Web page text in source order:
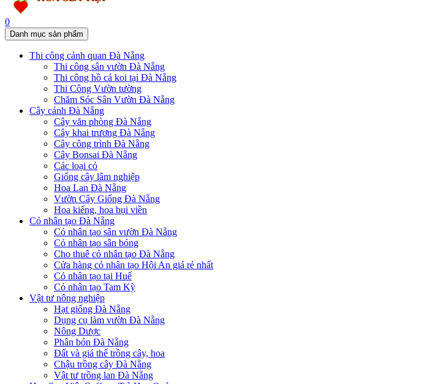
0
Danh mục sản phẩm
Thi công cảnh quan Đà Nẵng
Thi công sân vườn Đà Nẵng
Thi công hồ cá koi tại Đà Nẵng
Thi Công Vườn tường
Chăm Sóc Sân Vườn Đà Nẵng
Cây cảnh Đà Nẵng
Cây văn phòng Đà Nẵng
Cây khai trương Đà Nẵng
Cây công trình Đà Nẵng
Cây Bonsai Đà Nẵng
Các loại cỏ
Giống cây lâm nghiệp
Hoa Lan Đà Nẵng
Vườn Cây Giống Đà Nẵng
Hoa kiểng, hoa bụi viền
Cỏ nhân tạo Đà Nẵng
Cỏ nhân tạo sân vườn Đà Nẵng
Cỏ nhân tạo sân bóng
Cho thuê cỏ nhân tạo Đà Nẵng
Cửa hàng cỏ nhân tạo Hội An giá rẻ nhất
Cỏ nhân tạo tại Huế
Cỏ nhân tạo Tam Kỳ
Vật tư nông nghiệp
Hạt giống Đà Nẵng
Dụng cụ làm vườn Đà Nẵng
Nông Dược
Phân bón Đà Nẵng
Đất và giá thể trồng cây, hoa
Chậu trồng cây Đà Nẵng
Vật tư trồng lan Đà Nẵng